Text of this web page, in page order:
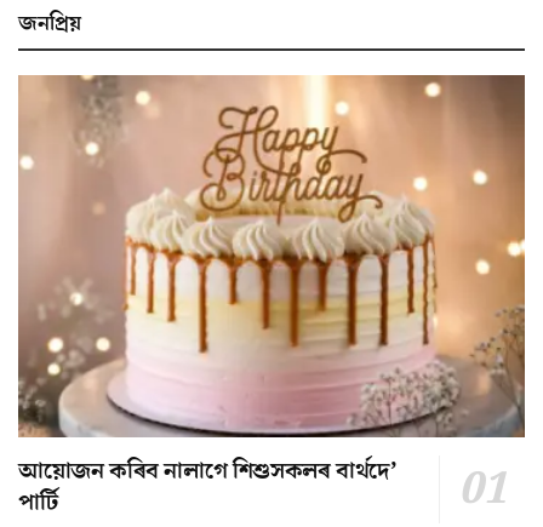
জনপ্ৰিয়
আয়োজন কৰিব নালাগে শিশুসকলৰ বাৰ্থদে’
পাৰ্টি